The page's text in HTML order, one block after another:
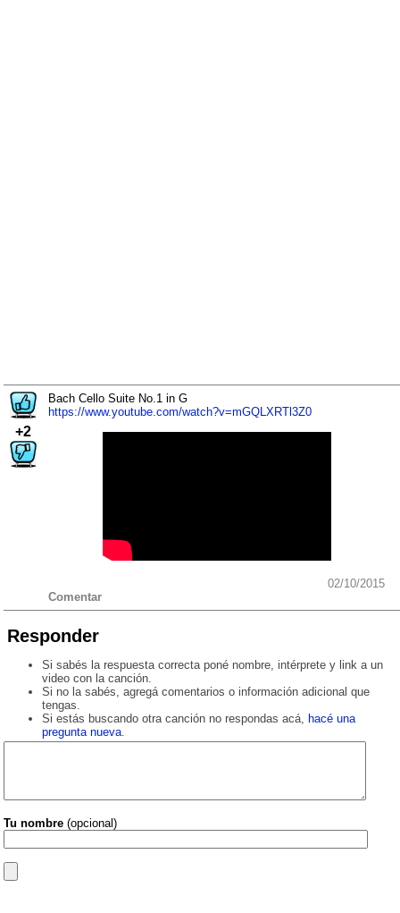
+2
Bach Cello Suite No.1 in G
https://www.youtube.com/watch?v=mGQLXRTl3Z0
02/10/2015
Comentar
Responder
Si sabés la respuesta correcta poné nombre, intérprete y link a un
video con la canción.
Si no la sabés, agregá comentarios o información adicional que
tengas.
Si estás buscando otra canción no respondas acá, hacé una
pregunta nueva.
Tu nombre (opcional)